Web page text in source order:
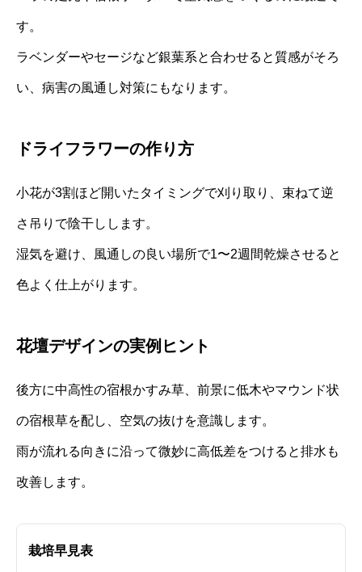
す。
ラベンダーやセージなど銀葉系と合わせると質感がそろ
い、病害の風通し対策にもなります。
ドライフラワーの作り方
小花が3割ほど開いたタイミングで刈り取り、束ねて逆
さ吊りで陰干しします。
湿気を避け、風通しの良い場所で1〜2週間乾燥させると
色よく仕上がります。
花壇デザインの実例ヒント
後方に中高性の宿根かすみ草、前景に低木やマウンド状
の宿根草を配し、空気の抜けを意識します。
雨が流れる向きに沿って微妙に高低差をつけると排水も
改善します。
栽培早見表